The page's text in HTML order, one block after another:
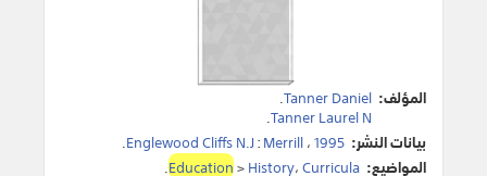
المؤلف: Tanner Daniel
.
Tanner Laurel N
.
بيانات النشر:
Englewood Cliffs N.J:Merrill،1995
.
المواضيع:
Education>History،Curricula
.